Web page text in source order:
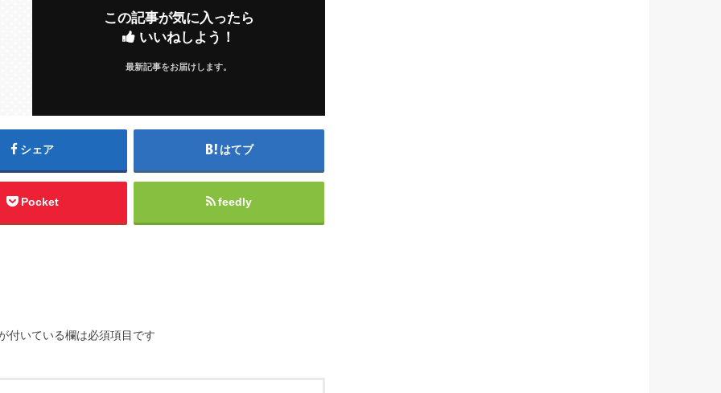
この記事が気に入ったら
いいねしよう！
最新記事をお届けします。
シェア はてブ
Pocket feedly
付いている欄は必須項目です